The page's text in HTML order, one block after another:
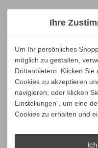
Ihre
Um Ihr persönliches
möglich zu gestalten,
Drittanbietern. Klicken Sie
Cookies zu akzeptieren
navigieren; oder klicken
Einstellungen“, um eine
Cookies zu erhalten und